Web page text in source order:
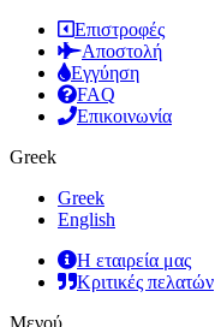
Επιστροφές
Αποστολή
Εγγύηση
FAQ
Επικοινωνία
Greek
Greek
English
Η εταιρεία μας
Κριτικές πελατών
Μενού